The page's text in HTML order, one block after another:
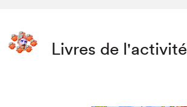
Livres de l'activité